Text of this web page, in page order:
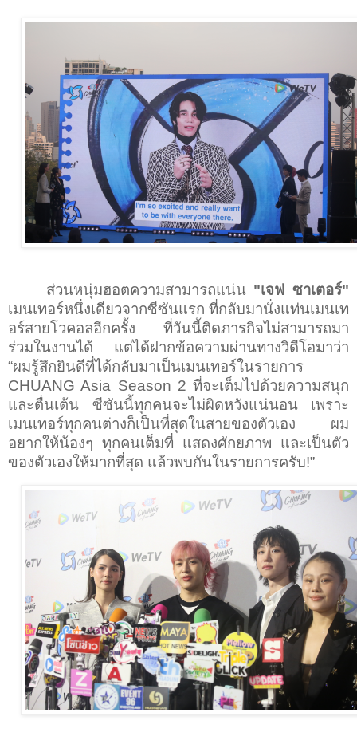
ส่วนหนุ่มฮอตความสามารถแน่น "เจฟ ซาเตอร์"
เมนเทอร์หนึ่งเดียวจากซีซันแรก ที่กลับมานั่งแท่นเมนเท
อร์สายโวคอลอีกครั้ง ที่วันนี้ติดภารกิจไม่สามารถมา
ร่วมในงานได้ แต่ได้ฝากข้อความผ่านทางวิดีโอมาว่า
“ผมรู้สึกยินดีที่ได้กลับมาเป็นเมนเทอร์ในรายการ
CHUANG Asia Season 2 ที่จะเต็มไปด้วยความสนุก
และตื่นเต้น ซีซันนี้ทุกคนจะไม่ผิดหวังแน่นอน เพราะ
เมนเทอร์ทุกคนต่างก็เป็นที่สุดในสายของตัวเอง ผม
อยากให้น้องๆ ทุกคนเต็มที่ แสดงศักยภาพ และเป็นตัว
ของตัวเองให้มากที่สุด แล้วพบกันในรายการครับ!”